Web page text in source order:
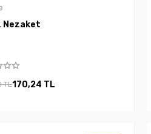
Nezaket
TL170,24 TL